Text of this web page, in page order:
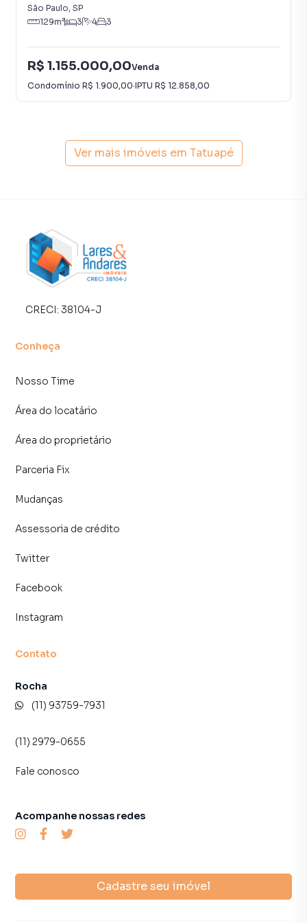
Anuncie seu imóvel! É fácil, rápido e gratuito! A Lares e
Na Lares e Andares Imóveis você consegue vender ou
alugar seu imóvel muito mais rápido do que em imobiliárias
uma equipe de marketing digital focada em produzir
campanhas específicas para São Paulo, o que aumenta
programadores, corretores treinados e uma central de
atendimento preparada para atender proprietários e
inquilinos.
São Paulo, SP
129m² 3 4 3
R$ 1.155.000,00Venda
Condomínio R$ 1.900,00·IPTU R$ 12.858,00
Ver mais imóveis em Tatuapé
CRECI: 38104-J
Conheça
Nosso Time
Área do locatário
Área do proprietário
Parceria Fix
Mudanças
Assessoria de crédito
Twitter
Facebook
Instagram
Contato
Rocha
(11) 93759-7931
(11) 2979-0655
Fale conosco
Cadastre seu imóvel
Acompanhe nossas redes